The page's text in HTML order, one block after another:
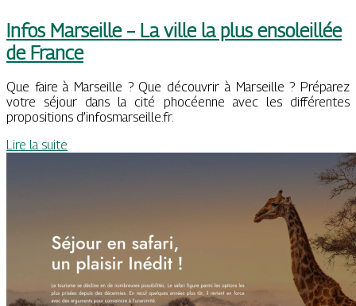
Infos Marseille – La ville la plus ensoleillée
de France
Que faire à Marseille ? Que découvrir à Marseille ? Préparez
votre séjour dans la cité phocéenne avec les différentes
propositions d’infosmarseille.fr.
Lire la suite